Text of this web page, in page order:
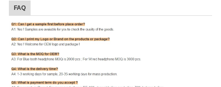
FAQ